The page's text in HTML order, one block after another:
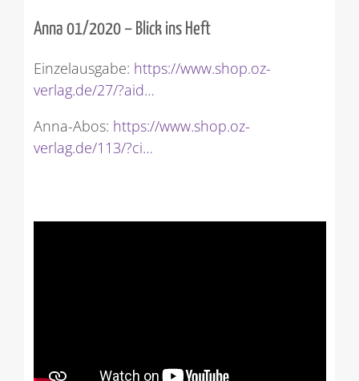
Anna 01/2020 – Blick ins Heft
Einzelausgabe: https://www.shop.oz-
verlag.de/27/?aid…
Anna-Abos: https://www.shop.oz-
verlag.de/113/?ci…